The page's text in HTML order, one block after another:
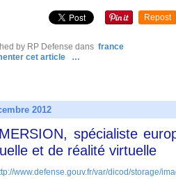
Repost
by RP Defense dans france
cet article
…
2012
spécialiste
et de réalité virtuelle